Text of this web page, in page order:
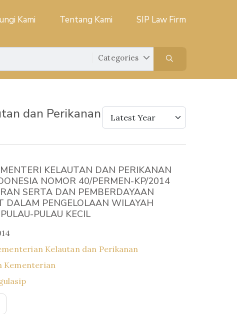
Kami Tentang Kami SIP Law Firm
dan Perikanan Latest Year
KELAUTAN DAN PERIKANAN
NOMOR 40/PERMEN-KP/2014
SERTA DAN PEMBERDAYAAN
DALAM PENGELOLAAN WILAYAH
PULAU KECIL
Kelautan dan Perikanan
Kementerian